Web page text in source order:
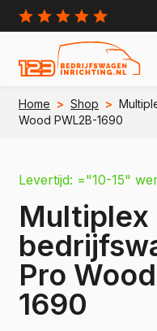
Home > Shop >
Wood PWL2B-1690
Levertijd: ="10-15"
Multiplex
Pro
1690